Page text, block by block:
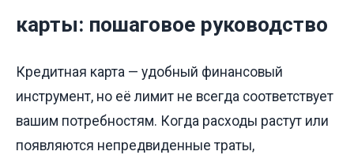
карты: пошаговое руководство
Кредитная карта — удобный финансовый
инструмент, но её лимит не всегда соответствует
вашим потребностям. Когда расходы растут или
появляются непредвиденные траты,